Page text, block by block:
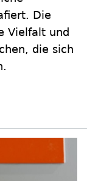
Die
Vielfalt und
die sich